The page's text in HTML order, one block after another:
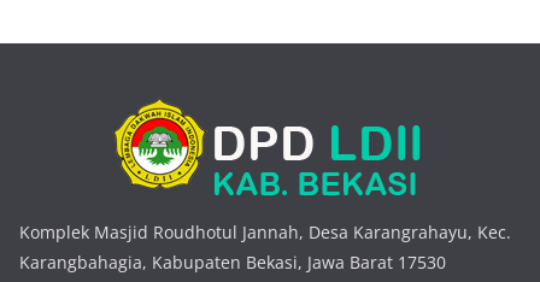
Komplek Masjid Roudhotul Jannah, Desa Karangrahayu, Kec.
Karangbahagia, Kabupaten Bekasi, Jawa Barat 17530